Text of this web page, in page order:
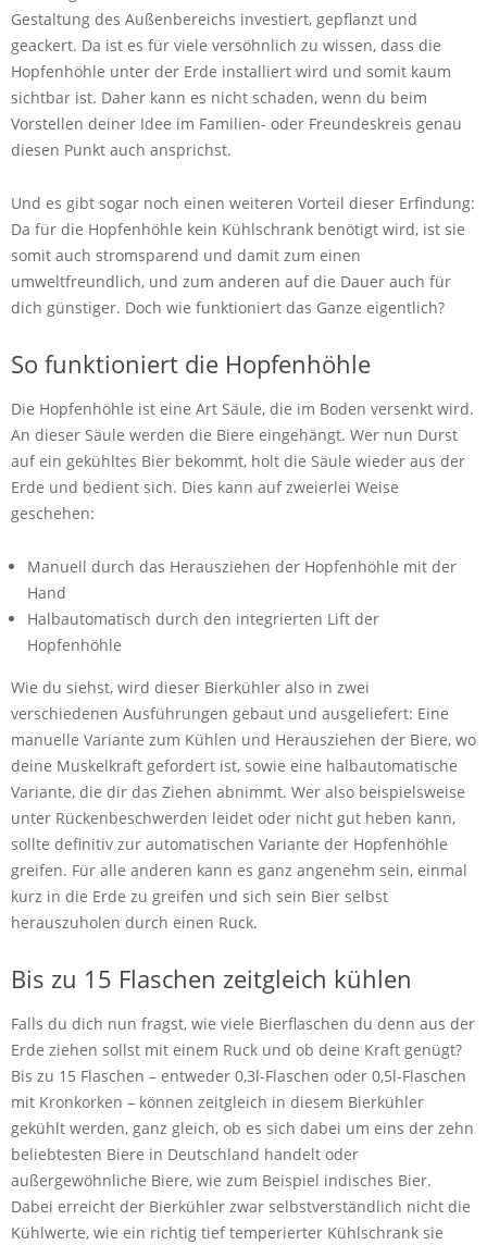
Gestaltung des Außenbereichs investiert, gepflanzt und
geackert. Da ist es für viele versöhnlich zu wissen, dass die
Hopfenhöhle unter der Erde installiert wird und somit kaum
sichtbar ist. Daher kann es nicht schaden, wenn du beim
Vorstellen deiner Idee im Familien- oder Freundeskreis genau
diesen Punkt auch ansprichst.
Und es gibt sogar noch einen weiteren Vorteil dieser Erfindung:
Da für die Hopfenhöhle kein Kühlschrank benötigt wird, ist sie
somit auch stromsparend und damit zum einen
umweltfreundlich, und zum anderen auf die Dauer auch für
dich günstiger. Doch wie funktioniert das Ganze eigentlich?
So funktioniert die Hopfenhöhle
Die Hopfenhöhle ist eine Art Säule, die im Boden versenkt wird.
An dieser Säule werden die Biere eingehängt. Wer nun Durst
auf ein gekühltes Bier bekommt, holt die Säule wieder aus der
Erde und bedient sich. Dies kann auf zweierlei Weise
geschehen:
Manuell durch das Herausziehen der Hopfenhöhle mit der
Hand
Halbautomatisch durch den integrierten Lift der
Hopfenhöhle
Wie du siehst, wird dieser Bierkühler also in zwei
verschiedenen Ausführungen gebaut und ausgeliefert: Eine
manuelle Variante zum Kühlen und Herausziehen der Biere, wo
deine Muskelkraft gefordert ist, sowie eine halbautomatische
Variante, die dir das Ziehen abnimmt. Wer also beispielsweise
unter Rückenbeschwerden leidet oder nicht gut heben kann,
sollte definitiv zur automatischen Variante der Hopfenhöhle
greifen. Für alle anderen kann es ganz angenehm sein, einmal
kurz in die Erde zu greifen und sich sein Bier selbst
herauszuholen durch einen Ruck.
Bis zu 15 Flaschen zeitgleich kühlen
Falls du dich nun fragst, wie viele Bierflaschen du denn aus der
Erde ziehen sollst mit einem Ruck und ob deine Kraft genügt?
Bis zu 15 Flaschen – entweder 0,3l-Flaschen oder 0,5l-Flaschen
mit Kronkorken – können zeitgleich in diesem Bierkühler
gekühlt werden, ganz gleich, ob es sich dabei um eins der zehn
beliebtesten Biere in Deutschland handelt oder
außergewöhnliche Biere, wie zum Beispiel indisches Bier.
Dabei erreicht der Bierkühler zwar selbstverständlich nicht die
Kühlwerte, wie ein richtig tief temperierter Kühlschrank sie